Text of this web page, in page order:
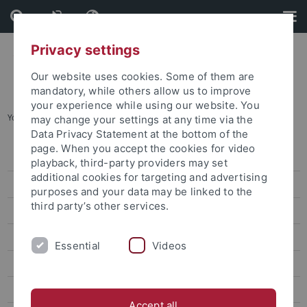
Skip
to
content
Skip
to
footer
You are here: Startseite ... Veranstaltungskalender
Veranstaltungen
Veranstaltungskalender
Kongresse und Tagungen
Aktuelle Ausstellungen
Kunst und Kultur
Privacy settings
Our website uses cookies. Some of them are
mandatory, while others allow us to improve
your experience while using our website. You
may change your settings at any time via the
Data Privacy Statement at the bottom of the
page. When you accept the cookies for video
playback, third-party providers may set
additional cookies for targeting and advertising
purposes and your data may be linked to the
third party’s other services.
Essential Videos